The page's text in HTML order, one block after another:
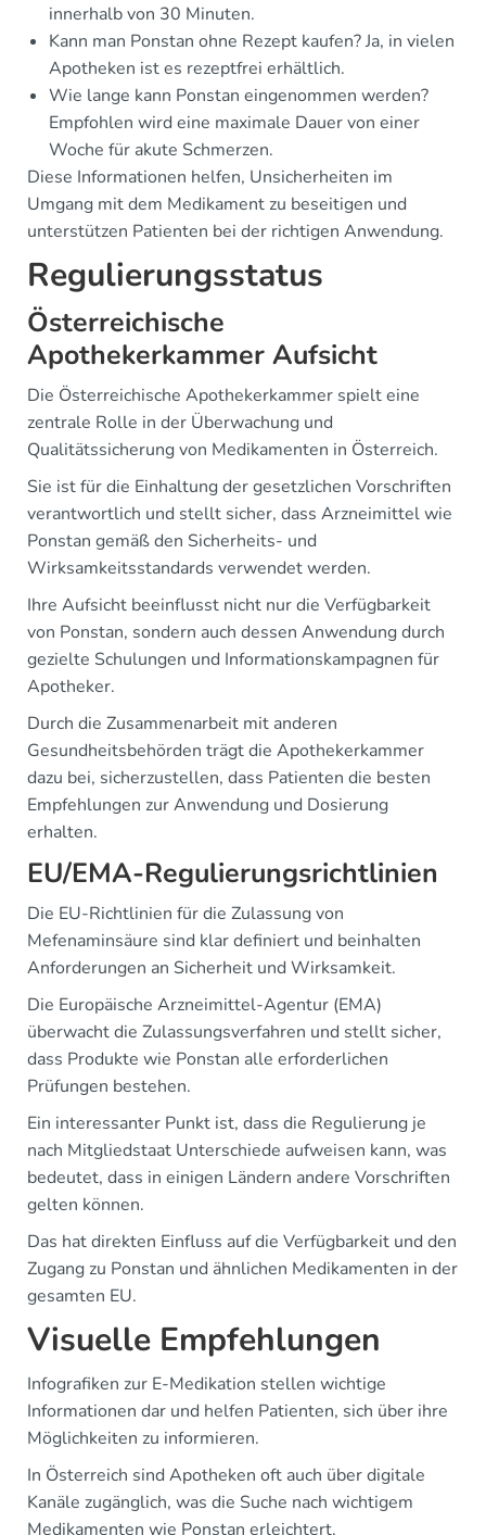
innerhalb von 30 Minuten.
Kann man Ponstan ohne Rezept kaufen? Ja, in vielen
Apotheken ist es rezeptfrei erhältlich.
Wie lange kann Ponstan eingenommen werden?
Empfohlen wird eine maximale Dauer von einer
Woche für akute Schmerzen.
Diese Informationen helfen, Unsicherheiten im
Umgang mit dem Medikament zu beseitigen und
unterstützen Patienten bei der richtigen Anwendung.
Regulierungsstatus
Österreichische
Apothekerkammer Aufsicht
Die Österreichische Apothekerkammer spielt eine
zentrale Rolle in der Überwachung und
Qualitätssicherung von Medikamenten in Österreich.
Sie ist für die Einhaltung der gesetzlichen Vorschriften
verantwortlich und stellt sicher, dass Arzneimittel wie
Ponstan gemäß den Sicherheits- und
Wirksamkeitsstandards verwendet werden.
Ihre Aufsicht beeinflusst nicht nur die Verfügbarkeit
von Ponstan, sondern auch dessen Anwendung durch
gezielte Schulungen und Informationskampagnen für
Apotheker.
Durch die Zusammenarbeit mit anderen
Gesundheitsbehörden trägt die Apothekerkammer
dazu bei, sicherzustellen, dass Patienten die besten
Empfehlungen zur Anwendung und Dosierung
erhalten.
EU/EMA-Regulierungsrichtlinien
Die EU-Richtlinien für die Zulassung von
Mefenaminsäure sind klar definiert und beinhalten
Anforderungen an Sicherheit und Wirksamkeit.
Die Europäische Arzneimittel-Agentur (EMA)
überwacht die Zulassungsverfahren und stellt sicher,
dass Produkte wie Ponstan alle erforderlichen
Prüfungen bestehen.
Ein interessanter Punkt ist, dass die Regulierung je
nach Mitgliedstaat Unterschiede aufweisen kann, was
bedeutet, dass in einigen Ländern andere Vorschriften
gelten können.
Das hat direkten Einfluss auf die Verfügbarkeit und den
Zugang zu Ponstan und ähnlichen Medikamenten in der
gesamten EU.
Visuelle Empfehlungen
Infografiken zur E-Medikation stellen wichtige
Informationen dar und helfen Patienten, sich über ihre
Möglichkeiten zu informieren.
In Österreich sind Apotheken oft auch über digitale
Kanäle zugänglich, was die Suche nach wichtigem
Medikamenten wie Ponstan erleichtert.